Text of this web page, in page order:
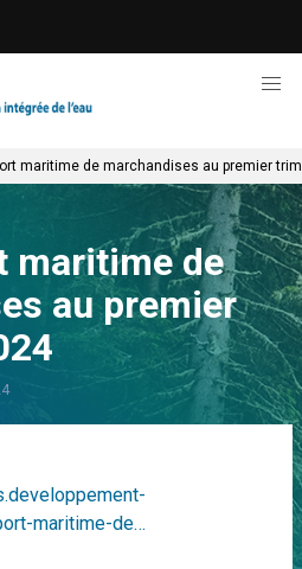
maritime de marchandises au premier
maritime de
au premier
maritime-de…